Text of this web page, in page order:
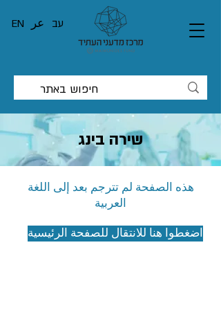
EN عر עב
שירה בינג
هذه الصفحة لم تترجم بعد إلى اللغة
العربية
اضغطوا هنا للانتقال للصفحة الرئيسية